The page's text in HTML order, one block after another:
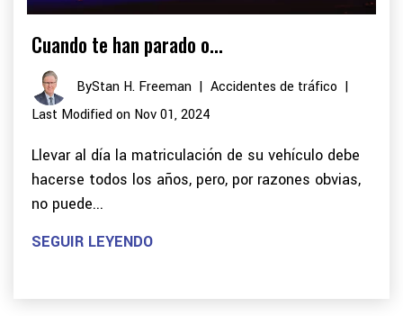
Cuando te han parado o...
ByStan H. Freeman | Accidentes de tráfico |
Last Modified on Nov 01, 2024
Llevar al día la matriculación de su vehículo debe
hacerse todos los años, pero, por razones obvias,
no puede...
SEGUIR LEYENDO